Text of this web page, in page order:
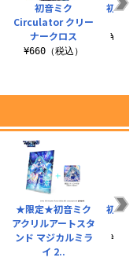
初音ミク
Circulator クリー
ナークロス
¥660（税込）
初音
★限定★初音ミク
アクリルアートスタ
ンド マジカルミラ
イ 2..
初音